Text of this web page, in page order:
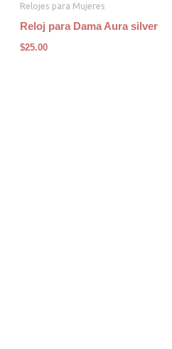
Relojes para Mujeres
Reloj para Dama Aura silver
$25.00